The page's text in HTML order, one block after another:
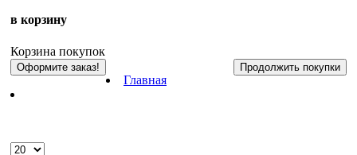
в корзину
Корзина покупок
Оформите заказ! Продолжить покупки
Главная